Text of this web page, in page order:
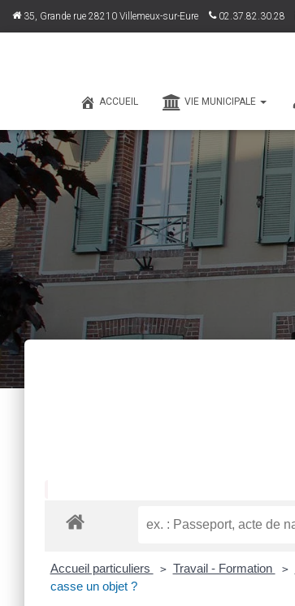
35, Grande rue 28210 Villemeux-sur-Eure 02.37.82.30.28
ACCUEIL VIE MUNICIPALE
Accueil particuliers > Travail - Formation >
casse un objet ?